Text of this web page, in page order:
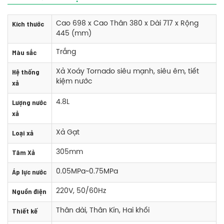
Phụ kiện bồn cầu Toto CS767RW11 hai khối nắp rửa điện tử
+ Thân cầu: C767 - Xuất xứ : Việt Nam
+ Két nước: S767 -Xuất xứ : Việt Nam
+ Bích nối sàn, van dừng , dây cấp
Thông số kỹ thuật bồn cầu Toto CS767RW11 hai khối nắp rửa điện tử
(mm)
Màu sắc: Trắng
Kích thước
Cao 698 x Cao Thân 380 x Dài 717 x Rộng
445 (mm)
Màu sắc Trắng
Hệ thống
xả
Xả Xoáy Tornado siêu mạnh, siêu êm, tiết
kiệm nước
Lượng nước
xả
4.8L
Loại xả Xả Gạt
Tâm Xả 305mm
Áp lực nước 0.05MPa~0.75MPa
Nguồn điện 220V, 50/60Hz
Thiết kế Thân dài, Thân Kín, Hai khối